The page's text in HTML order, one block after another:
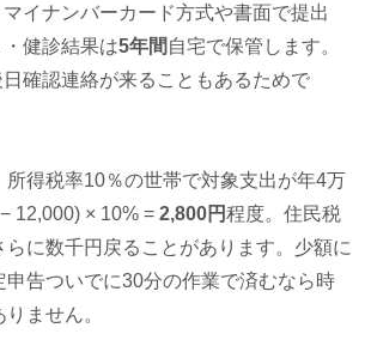
マイナンバーカード方式や書面で提出
健診結果は5年間 自宅で保管します。
確認連絡が来ることもあるためで
所得税率10％の世帯で対象支出が年4万
12,000) × 10% = 2,800円程度。住民税
に数千円戻ることがあります。少額に
申告ついでに30分の作業で済むなら時
ません。